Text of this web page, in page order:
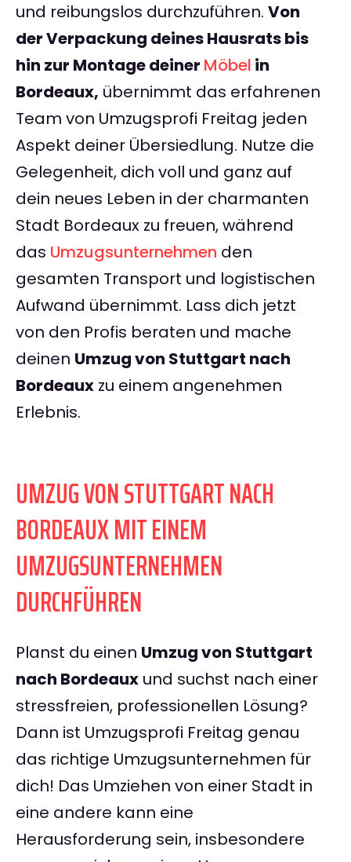
und reibungslos durchzuführen. Von
der Verpackung deines Hausrats bis
hin zur Montage deiner Möbel in
Bordeaux, übernimmt das erfahrenen
Team von Umzugsprofi Freitag jeden
Aspekt deiner Übersiedlung. Nutze die
Gelegenheit, dich voll und ganz auf
dein neues Leben in der charmanten
Stadt Bordeaux zu freuen, während
das Umzugsunternehmen den
gesamten Transport und logistischen
Aufwand übernimmt. Lass dich jetzt
von den Profis beraten und mache
deinen Umzug von Stuttgart nach
Bordeaux zu einem angenehmen
Erlebnis.
UMZUG VON STUTTGART NACH
BORDEAUX MIT EINEM
UMZUGSUNTERNEHMEN
DURCHFÜHREN
Planst du einen Umzug von Stuttgart
nach Bordeaux und suchst nach einer
stressfreien, professionellen Lösung?
Dann ist Umzugsprofi Freitag genau
das richtige Umzugsunternehmen für
dich! Das Umziehen von einer Stadt in
eine andere kann eine
Herausforderung sein, insbesondere